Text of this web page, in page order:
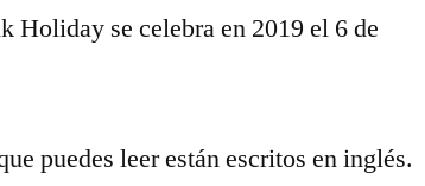
se celebra en 2019 el 6 de
puedes leer están escritos en inglés.